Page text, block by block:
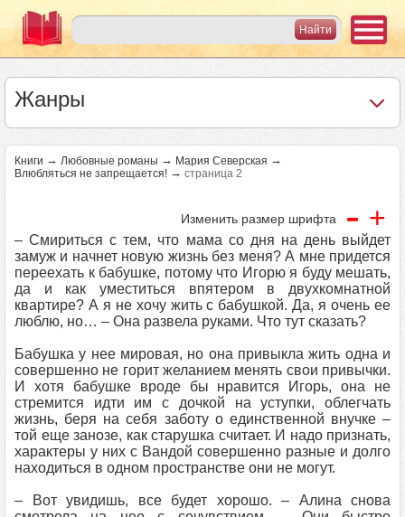
Жанры
Книги → Любовные романы → Мария Северская →
Влюбляться не запрещается! → страница 2
Изменить размер шрифта - +
– Смириться с тем, что мама со дня на день выйдет
замуж и начнет новую жизнь без меня? А мне придется
переехать к бабушке, потому что Игорю я буду мешать,
да и как уместиться впятером в двухкомнатной
квартире? А я не хочу жить с бабушкой. Да, я очень ее
люблю, но… – Она развела руками. Что тут сказать?
Бабушка у нее мировая, но она привыкла жить одна и
совершенно не горит желанием менять свои привычки.
И хотя бабушке вроде бы нравится Игорь, она не
стремится идти им с дочкой на уступки, облегчать
жизнь, беря на себя заботу о единственной внучке –
той еще занозе, как старушка считает. И надо признать,
характеры у них с Вандой совершенно разные и долго
находиться в одном пространстве они не могут.
– Вот увидишь, все будет хорошо. – Алина снова